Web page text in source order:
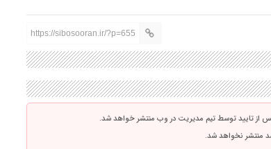
https://sibosooran.ir/?p=655
از تایید توسط تیم مدیریت در وب منتشر خواهد شد.
منتشر نخواهد شد.